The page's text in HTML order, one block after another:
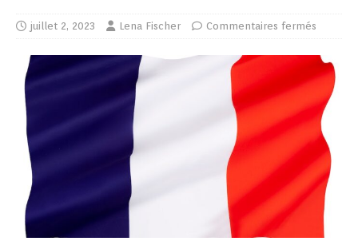
juillet 2, 2023 Lena Fischer Commentaires fermés